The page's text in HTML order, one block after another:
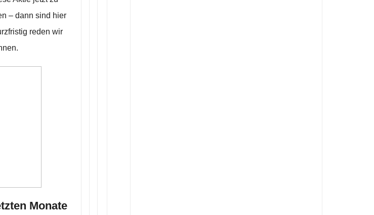
– dann sind hier
reden wir
Monate